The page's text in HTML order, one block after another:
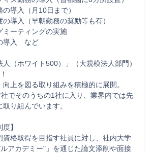
導入（月10日まで）
導入（早朝勤務の奨励等も有）
ーティングの実施
入　など
人（ホワイト500）」（大規模法人部門）
上を図る取り組みを積極的に展開。
でそのうちの1社に入り、業界内では先
り組んでいます。
】
資格取得を目指す社員に対し、社内大学
ルアカデミー"」を通じた論文添削や面接